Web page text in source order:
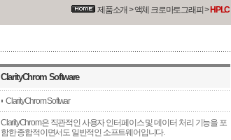
제품소개 > 액체 크로마토그래피 > HPLC
ClarityChrom Software
ClarityChrom Softwar
ClarityChrom은 직관적인 사용자 인터페이스 및 데이터 처리 기능을 포
함한 종합적이면서도 일반적인 소프트웨어입니다.